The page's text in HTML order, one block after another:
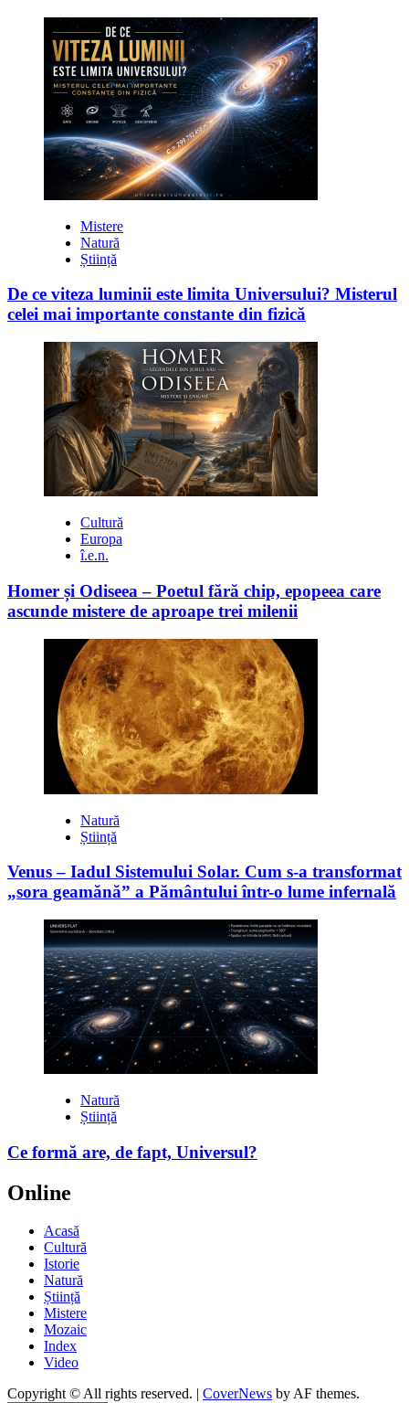
Mistere
Natură
Știință
De ce viteza luminii este limita Universului? Misterul
celei mai importante constante din fizică
Cultură
Europa
î.e.n.
Homer și Odiseea – Poetul fără chip, epopeea care
ascunde mistere de aproape trei milenii
Natură
Știință
Venus – Iadul Sistemului Solar. Cum s-a transformat
„sora geamănă” a Pământului într-o lume infernală
Natură
Știință
Ce formă are, de fapt, Universul?
Online
Acasă
Cultură
Istorie
Natură
Știință
Mistere
Mozaic
Index
Video
Copyright © All rights reserved.
CoverNews by AF themes.